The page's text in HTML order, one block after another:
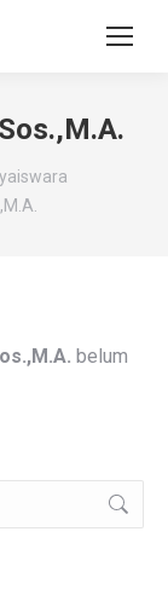
belum